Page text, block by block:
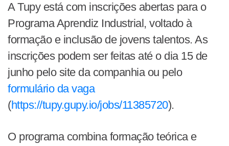
A Tupy está com inscrições abertas para o
Programa Aprendiz Industrial, voltado à
formação e inclusão de jovens talentos. As
inscrições podem ser feitas até o dia 15 de
junho pelo site da companhia ou pelo
formulário da vaga
(https://tupy.gupy.io/jobs/11385720).
O programa combina formação teórica e